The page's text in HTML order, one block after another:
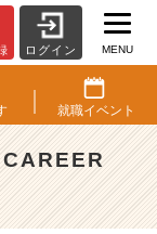
ログイン MENU
就職イベント